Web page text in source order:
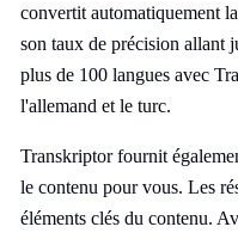
convertit automatiquement
son taux de précision allant
plus de 100 langues avec
l'allemand et le turc.
Transkriptor fournit
le contenu pour vous. Les
éléments clés du contenu.